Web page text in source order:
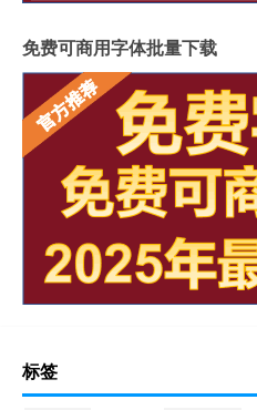
免费可商用字体批量下载
标签